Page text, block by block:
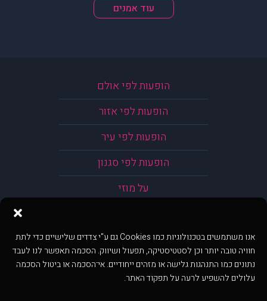
אנו משתמשים בטכנולוגיות כמו Cookies גם ע"י צדדים שלישיים כדי לתת
חוויה טובה יותר וכן לסטטיסטיקה, תפעול ושיווק. הסכמה תאפשר לנו לעבד
נתונים כמו התנהגות גלישה או מזהים ייחודיים. אי־הסכמה או ביטול הסכמה
עלולים להשפיע לרעה על תפקוד האתר.
עוד אמנים
הופעות לפי אולם
הופעות לפי אזור
הופעות לפי עיר
הופעות לפי סגנון
על מוזי